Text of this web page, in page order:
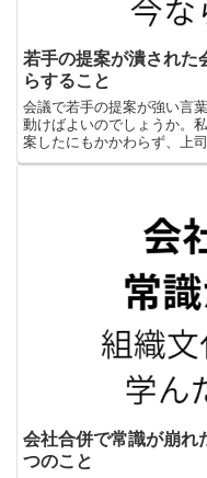
若手の提案が潰された
らすること
会議で若手の提案が強い言
動けばよいのでしょうか。
案したにもかかわらず、上
られなかった経験がありま
会社合併で常識が崩れ
つのこと